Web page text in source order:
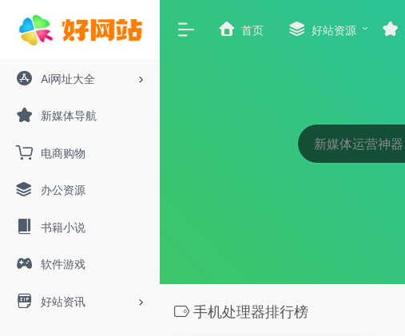
Ai网址大全
新媒体导航
电商购物
办公资源
书籍小说
软件游戏
好站资讯
首页 好站资源
手机处理器排行榜